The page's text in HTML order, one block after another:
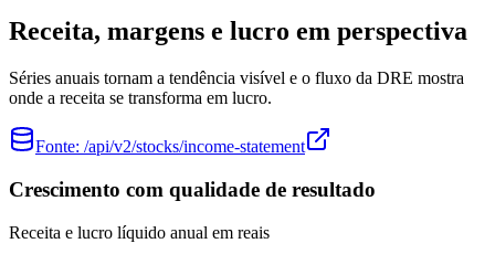
Receita, margens e lucro em perspectiva
Séries anuais tornam a tendência visível e o fluxo da DRE mostra
onde a receita se transforma em lucro.
Fonte: /api/v2/stocks/income-statement
Crescimento com qualidade de resultado
Receita e lucro líquido anual em reais